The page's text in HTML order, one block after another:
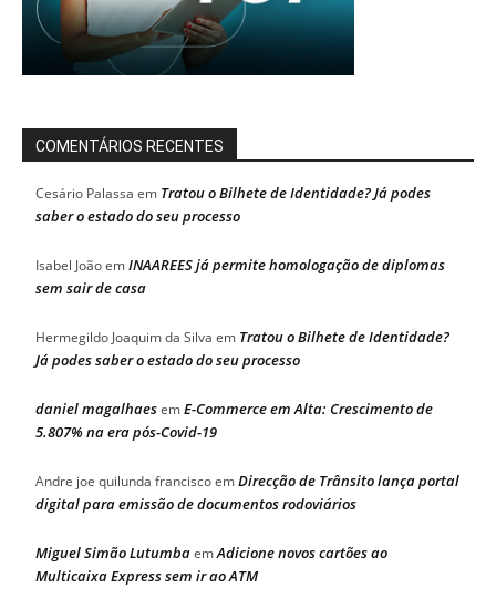
COMENTÁRIOS RECENTES
Cesário Palassa em Tratou o Bilhete de Identidade? Já podes
saber o estado do seu processo
Isabel JoãoemINAAREES já permite homologação de diplomas
sem sair de casa
Hermegildo Joaquim da Silva em Tratou o Bilhete de Identidade?
Já podes saber o estado do seu processo
daniel magalhaesemE-Commerce em Alta: Crescimento de
5.807% na era pós-Covid-19
Andre joe quilunda franciscoemDirecção de Trânsito lança portal
digital para emissão de documentos rodoviários
Miguel Simão LutumbaemAdicione novos cartões ao
Multicaixa Express sem ir ao ATM